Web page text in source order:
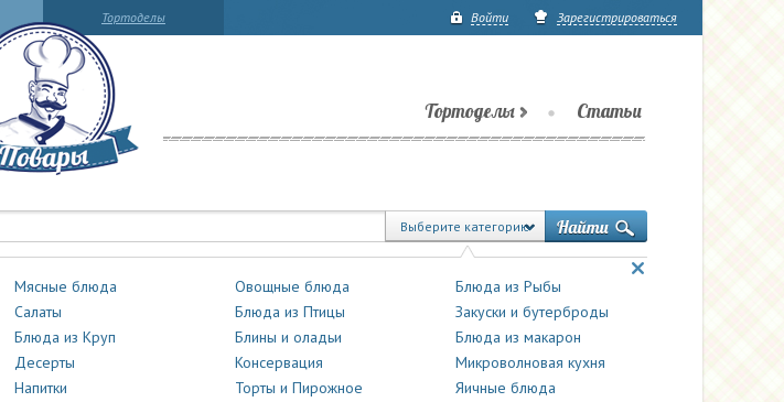
Тортоделы Войти Зарегистрироваться
Тортоделы Статьи
Выберите категорию
Мясные блюда Овощные блюда
Блюда из Рыбы
Салаты Блюда из Птицы
Закуски и бутерброды
Блюда из Круп Блины и оладьи
Блюда из макарон
Десерты Консервация
Микроволновая кухня
Напитки Торты и Пирожное
Яичные блюда